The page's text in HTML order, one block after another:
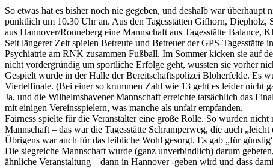
So etwas hat es bisher noch nie gegeben, und deshalb war
pünktlich um 10.30 Uhr an. Aus den Tagesstätten Gifhorn, Diepholz,
aus Hannover/Ronneberg eine Mannschaft aus Tagesstätte Balance,
Seit längerer Zeit spielen Betreute und Betreuer der GPS-
Psychiatrie am RNK zusammen Fußball. Im Sommer kicken sie auf
nicht vordergründig um sportliche Erfolge geht, wussten sie vorher
Gespielt wurde in der Halle der Bereitschaftspolizei Bloherfelde. Es
Viertelfinale. (Bei einer so krummen Zahl wie 13 geht es leider nicht
Ja, und die Wilhelmshavener Mannschaft erreichte tatsächlich das
mit einigen Vereinsspielern, was manche als unfair empfanden.
Fairness spielte für die Veranstalter eine große Rolle. So wurden
Mannschaft – das war die Tagesstätte Schramperweg, die auch „leicht
Übrigens war auch für das leibliche Wohl gesorgt. Es gab „für
Die siegreiche Mannschaft wurde (ganz unverbindlich) darum
ähnliche Veranstaltung – dann in Hannover -geben wird und dass